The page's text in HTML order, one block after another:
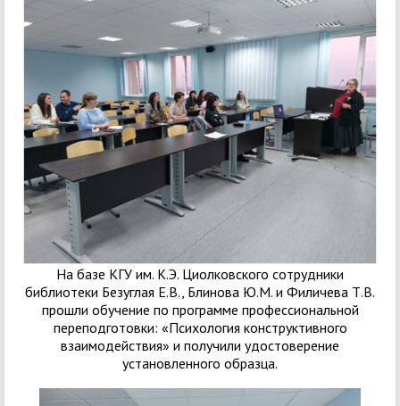
На базе КГУ им. К.Э. Циолковского сотрудники
библиотеки Безуглая Е.В., Блинова Ю.М. и Филичева Т.В.
прошли обучение по программе профессиональной
переподготовки: «Психология конструктивного
взаимодействия» и получили удостоверение
установленного образца.